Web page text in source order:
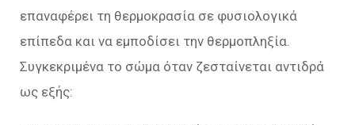
επαναφέρει τη θερμοκρασία σε φυσιολογικά
επίπεδα και να εμποδίσει την θερμοπληξία.
Συγκεκριμένα το σώμα όταν ζεσταίνεται αντιδρά
ως εξής: